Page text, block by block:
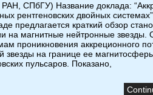
СПбГУ) Название доклада:
рентгеновских двойных
предлагается краткий обзор
на магнитные нейтронные звезды.
проникновения аккреционного
звезды на границе ее
пульсаров. Показано,